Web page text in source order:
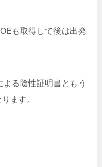
も取得して後は出発
る陰性証明書ともう
ます。